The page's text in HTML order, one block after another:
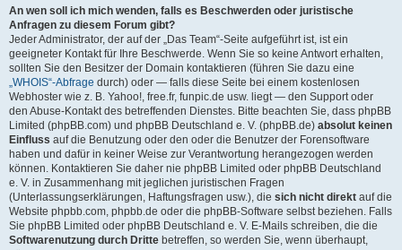
An wen soll ich mich wenden, falls es Beschwerden oder juristische
Anfragen zu diesem Forum gibt?
Jeder Administrator, der auf der „Das Team“-Seite aufgeführt ist, ist ein
geeigneter Kontakt für Ihre Beschwerde. Wenn Sie so keine Antwort erhalten,
sollten Sie den Besitzer der Domain kontaktieren (führen Sie dazu eine
„WHOIS“-Abfrage durch) oder — falls diese Seite bei einem kostenlosen
Webhoster wie z. B. Yahoo!, free.fr, funpic.de usw. liegt — den Support oder
den Abuse-Kontakt des betreffenden Dienstes. Bitte beachten Sie, dass phpBB
Limited (phpBB.com) und phpBB Deutschland e. V. (phpBB.de) absolut keinen
Einfluss auf die Benutzung oder den oder die Benutzer der Forensoftware
haben und dafür in keiner Weise zur Verantwortung herangezogen werden
können. Kontaktieren Sie daher nie phpBB Limited oder phpBB Deutschland
e. V. in Zusammenhang mit jeglichen juristischen Fragen
(Unterlassungserklärungen, Haftungsfragen usw.), die sich nicht direkt auf die
Website phpbb.com, phpbb.de oder die phpBB-Software selbst beziehen. Falls
Sie phpBB Limited oder phpBB Deutschland e. V. E-Mails schreiben, die die
Softwarenutzung durch Dritte betreffen, so werden Sie, wenn überhaupt,